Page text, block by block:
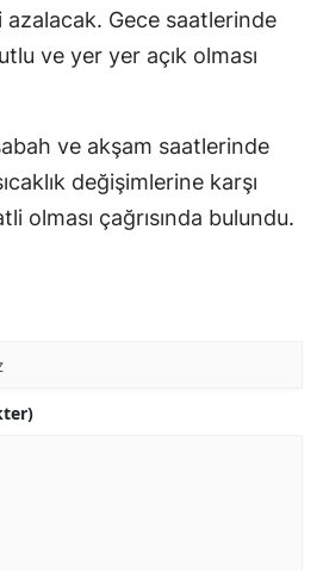
azalacak. Gece saatlerinde
ve yer yer açık olması
ve akşam saatlerinde
değişimlerine karşı
olması çağrısında bulundu.